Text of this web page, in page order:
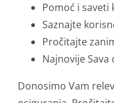
Pomoć i
Saznajte
Pročitajte
Najnovije
Donosimo Vam